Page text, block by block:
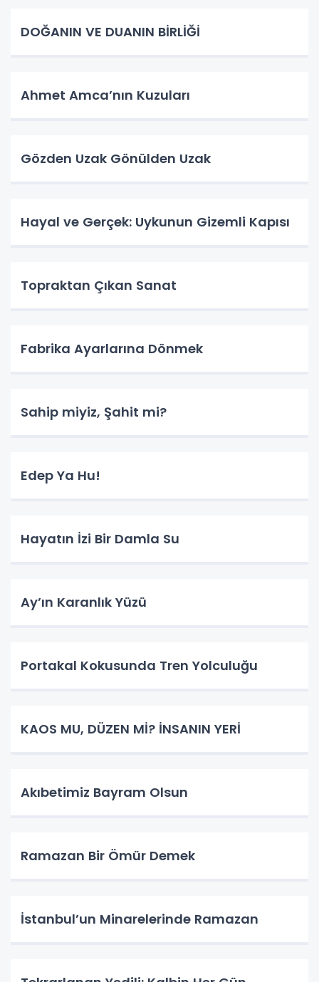
DOĞANIN VE DUANIN BİRLİĞİ
Ahmet Amca’nın Kuzuları
Gözden Uzak Gönülden Uzak
Hayal ve Gerçek: Uykunun Gizemli Kapısı
Topraktan Çıkan Sanat
Fabrika Ayarlarına Dönmek
Sahip miyiz, Şahit mi?
Edep Ya Hu!
Hayatın İzi Bir Damla Su
​Ay’ın Karanlık Yüzü
Portakal Kokusunda Tren Yolculuğu
KAOS MU, DÜZEN Mİ? İNSANIN YERİ
​Akıbetimiz Bayram Olsun
Ramazan Bir Ömür Demek
İstanbul’un Minarelerinde Ramazan